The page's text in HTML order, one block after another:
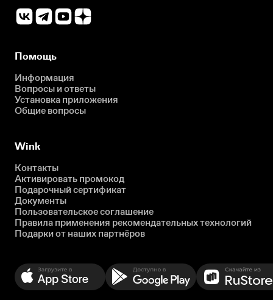
Помощь
Информация
Вопросы и ответы
Установка приложения
Общие вопросы
Wink
Контакты
Активировать промокод
Подарочный сертификат
Документы
Пользовательское соглашение
Правила применения рекомендательных технологий
Подарки от наших партнёров